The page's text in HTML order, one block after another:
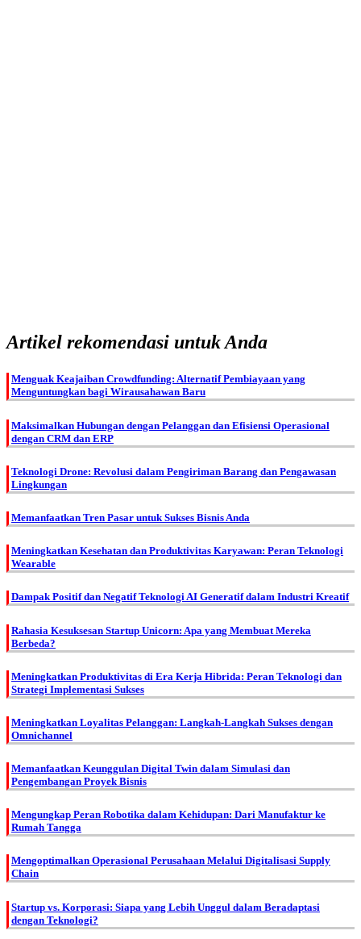
Artikel rekomendasi untuk Anda
Menguak Keajaiban Crowdfunding: Alternatif Pembiayaan yang
Menguntungkan bagi Wirausahawan Baru
Maksimalkan Hubungan dengan Pelanggan dan Efisiensi Operasional
dengan CRM dan ERP
Teknologi Drone: Revolusi dalam Pengiriman Barang dan Pengawasan
Lingkungan
Memanfaatkan Tren Pasar untuk Sukses Bisnis Anda
Meningkatkan Kesehatan dan Produktivitas Karyawan: Peran Teknologi
Wearable
Dampak Positif dan Negatif Teknologi AI Generatif dalam Industri Kreatif
Rahasia Kesuksesan Startup Unicorn: Apa yang Membuat Mereka
Berbeda?
Meningkatkan Produktivitas di Era Kerja Hibrida: Peran Teknologi dan
Strategi Implementasi Sukses
Meningkatkan Loyalitas Pelanggan: Langkah-Langkah Sukses dengan
Omnichannel
Memanfaatkan Keunggulan Digital Twin dalam Simulasi dan
Pengembangan Proyek Bisnis
Mengungkap Peran Robotika dalam Kehidupan: Dari Manufaktur ke
Rumah Tangga
Mengoptimalkan Operasional Perusahaan Melalui Digitalisasi Supply
Chain
Startup vs. Korporasi: Siapa yang Lebih Unggul dalam Beradaptasi
dengan Teknologi?